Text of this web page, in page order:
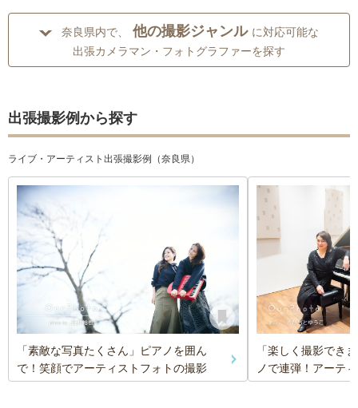
奈良県内で、 他の撮影ジャンル に対応可能な
出張カメラマン・フォトグラファーを探す
出張撮影例から探す
ライブ・アーティスト出張撮影例（奈良県）
「素敵な写真たくさん」ピアノを囲ん
で！笑顔でアーティストフォトの撮影
「楽しく撮影でき
ノで連弾！アーテ